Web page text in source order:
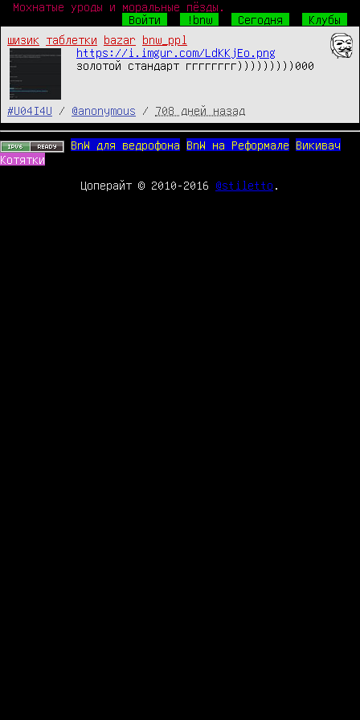
Мохнатые уроды и моральные пёзды.
Войти
!bnw Сегодня
Клубы
шизик
таблетки bazar
bnw_ppl
https://i.imgur.com/LdKKjEo.png
золотой стандарт гггггггг)))))))))000
#U04I4U / @anonymous / 708 дней назад
BnW для ведрофона BnW на Реформале
Викивач
Котятки
Цоперайт © 2010-2016 @stiletto